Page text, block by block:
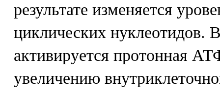
результате изменяется
циклических нуклеотидов.
активируется протонная
увеличению